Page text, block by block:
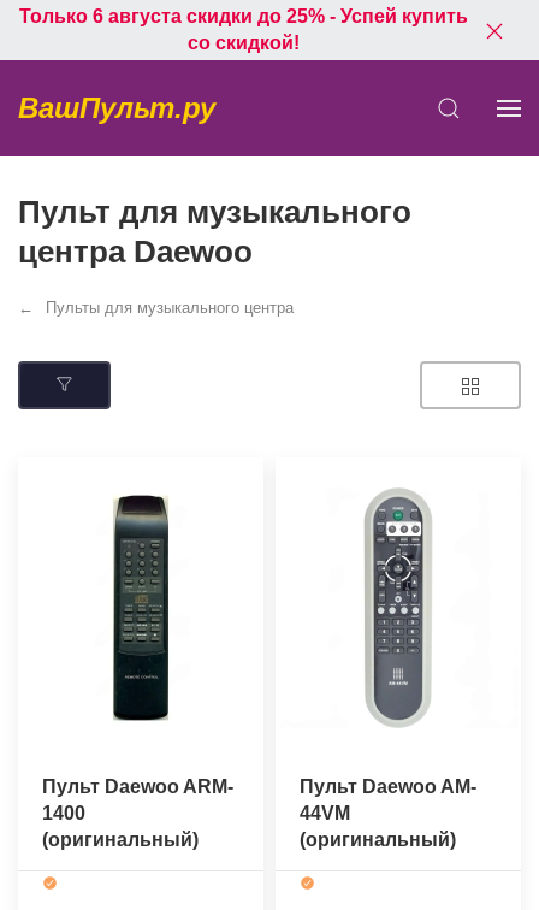
Только 6 августа скидки до 25% - Успей купить
со скидкой!
ВашПульт.ру
Пульт для музыкального
центра Daewoo
Пульты для музыкального центра
Пульт Daewoo ARM-
1400
(оригинальный)
Пульт Daewoo AM-
44VM
(оригинальный)